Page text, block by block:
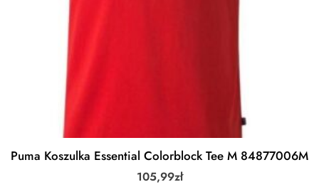
Puma Koszulka Essential Colorblock Tee M 84877006M
105,99zł